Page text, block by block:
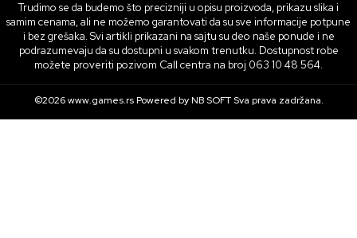
Trudimo se da budemo što precizniji u opisu proizvoda, prikazu slika i
samim cenama, ali ne možemo garantovati da su sve informacije potpune
i bez grešaka. Svi artikli prikazani na sajtu su deo naše ponude i ne
podrazumevaju da su dostupni u svakom trenutku. Dostupnost robe
možete proveriti pozivom Call centra na broj 063 10 48 564.
©2026www.games.rs Powered byNB SOFTSva prava zadržana.